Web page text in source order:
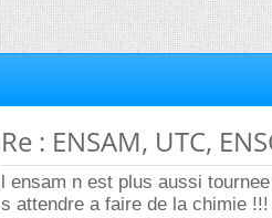
Re : ENSAM, UTC,
l ensam n est plus aussi
s attendre a faire de la chimie